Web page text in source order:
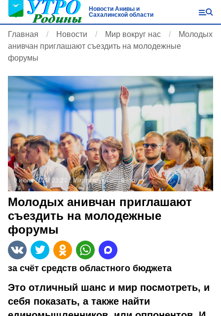
Новости Анивы и
Сахалинской области
Главная Новости Мир вокруг нас
Молодых
анивчан приглашают съездить на молодежные
форумы
9 июля 2020, 23:23 Мир вокруг нас Фото:
Молодых анивчан приглашают
съездить на молодежные
форумы
за счёт средств областного бюджета
Это отличный шанс и мир посмотреть, и
себя показать, а также найти